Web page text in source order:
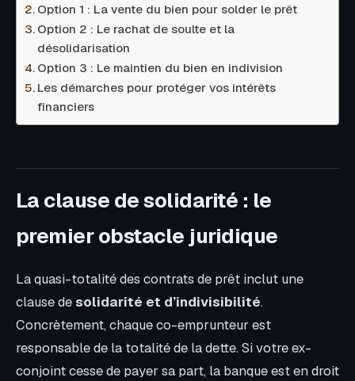
Option 1 : La vente du bien pour solder le prêt
Option 2 : Le rachat de soulte et la
désolidarisation
Option 3 : Le maintien du bien en indivision
Les démarches pour protéger vos intérêts
financiers
La clause de solidarité : le
premier obstacle juridique
La quasi-totalité des contrats de prêt inclut une
clause desolidarité et d’indivisibilité.
Concrètement, chaque co-emprunteur est
responsable de la totalité de la dette. Si votre ex-
conjoint cesse de payer sa part, la banque est en droit